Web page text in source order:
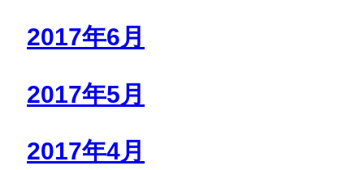
2017年6月
2017年5月
2017年4月